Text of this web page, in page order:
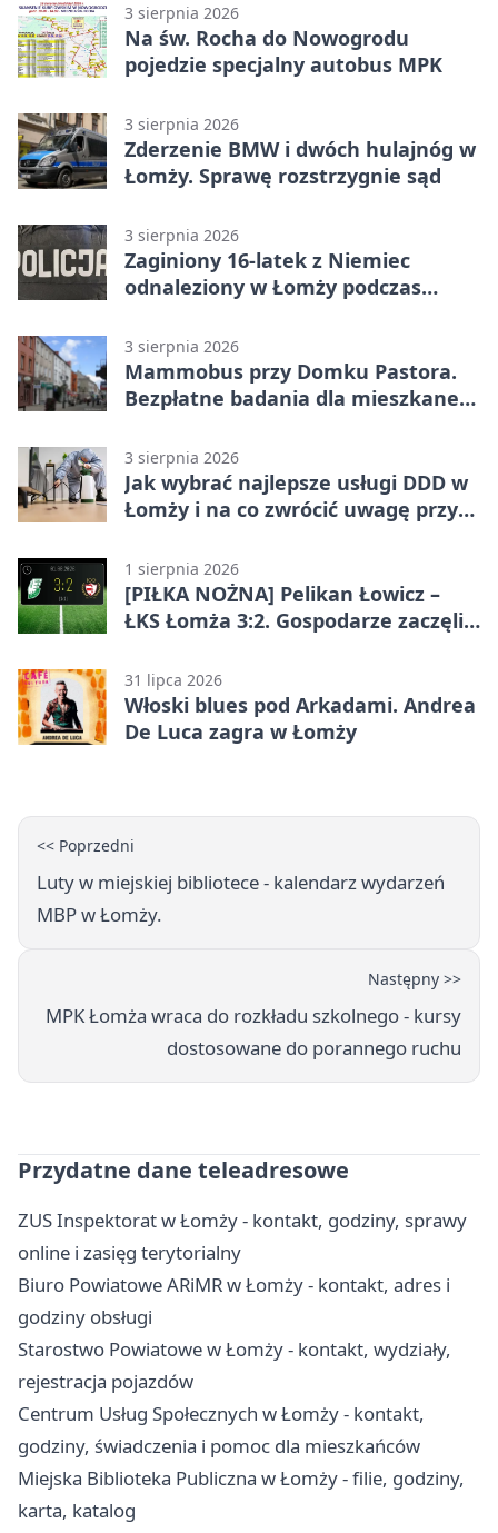
3 sierpnia 2026
Na św. Rocha do Nowogrodu
pojedzie specjalny autobus MPK
3 sierpnia 2026
Zderzenie BMW i dwóch hulajnóg w
Łomży. Sprawę rozstrzygnie sąd
3 sierpnia 2026
Zaginiony 16-latek z Niemiec
odnaleziony w Łomży podczas
3 sierpnia 2026
Mammobus przy Domku Pastora.
Bezpłatne badania dla mieszkanek
3 sierpnia 2026
Jak wybrać najlepsze usługi DDD w
Łomży i na co zwrócić uwagę przy
1 sierpnia 2026
[PIŁKA NOŻNA] Pelikan Łowicz –
ŁKS Łomża 3:2. Gospodarze zaczęli
Liga Grupa 1 (Grupa I)
31 lipca 2026
Włoski blues pod Arkadami. Andrea
De Luca zagra w Łomży
<< Poprzedni
Luty w miejskiej bibliotece - kalendarz wydarzeń
MBP w Łomży.
Następny >>
MPK Łomża wraca do rozkładu szkolnego - kursy
dostosowane do porannego ruchu
Przydatne dane teleadresowe
ZUS Inspektorat w Łomży - kontakt, godziny, sprawy
online i zasięg terytorialny
Biuro Powiatowe ARiMR w Łomży - kontakt, adres i
godziny obsługi
Starostwo Powiatowe w Łomży - kontakt, wydziały,
rejestracja pojazdów
Centrum Usług Społecznych w Łomży - kontakt,
godziny, świadczenia i pomoc dla mieszkańców
Miejska Biblioteka Publiczna w Łomży - filie, godziny,
karta, katalog